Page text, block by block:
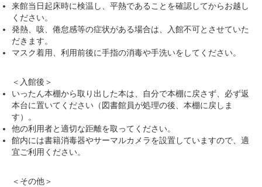
来館当日起床時に検温し、平熱であることを確認してからお越し
ください。
発熱、咳、倦怠感等の症状がある場合は、入館不可とさせていた
だきます。
マスク着用、利用前後に手指の消毒や手洗いをしてください。
＜入館後＞
いったん本棚から取り出した本は、自分で本棚に戻さず、必ず返
本台に置いてください（図書館員が処理の後、本棚に戻しま
す）。
他の利用者と適切な距離を取ってください。
館内には書籍消毒器やサーマルカメラを設置していますので、適
宜ご利用ください。
＜その他＞